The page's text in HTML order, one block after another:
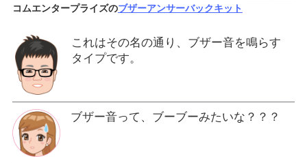
コムエンタープライズのブザーアンサーバックキット
これはその名の通り、ブザー音を鳴らす
タイプです。
ブザー音って、ブーブーみたいな？？？